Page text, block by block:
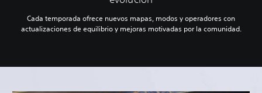
Cada temporada ofrece nuevos mapas, modos y operadores con
actualizaciones de equilibrio y mejoras motivadas por la comunidad.